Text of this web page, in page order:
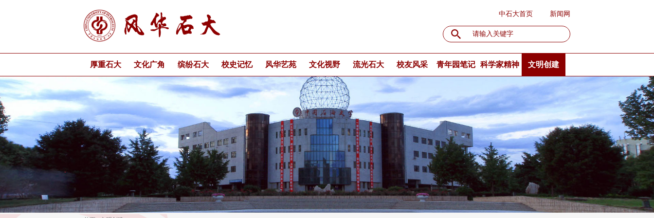
中石大首页 新闻网
厚重石大 文化广角 缤纷石大 校史记忆 风华艺苑 文化视野 流光石大 校友风采 青年园笔记 科学家精神 文明创建